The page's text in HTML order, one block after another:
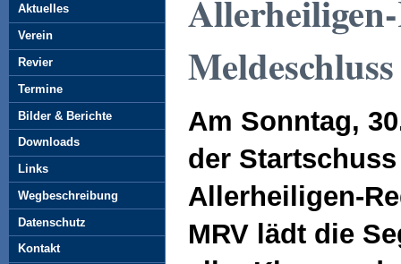
Am Sonntag,
der
Allerheiligen-
MRV lädt die
Aktuelles
Verein
Revier
Termine
Bilder & Berichte
Downloads
Links
Wegbeschreibung
Datenschutz
Kontakt